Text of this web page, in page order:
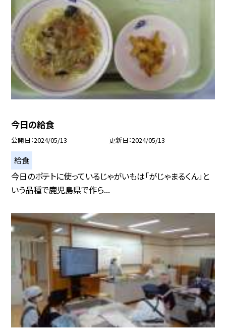
今日の給食
公開日 2024/05/13 更新日 2024/05/13
給食
今日のポテトに使っているじゃがいもは「がじゃまるくん」と
いう品種で鹿児島県で作ら...